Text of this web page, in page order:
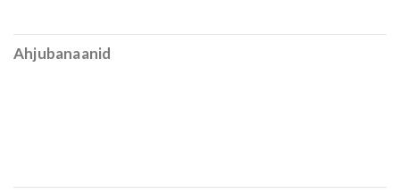
Ahjubanaanid